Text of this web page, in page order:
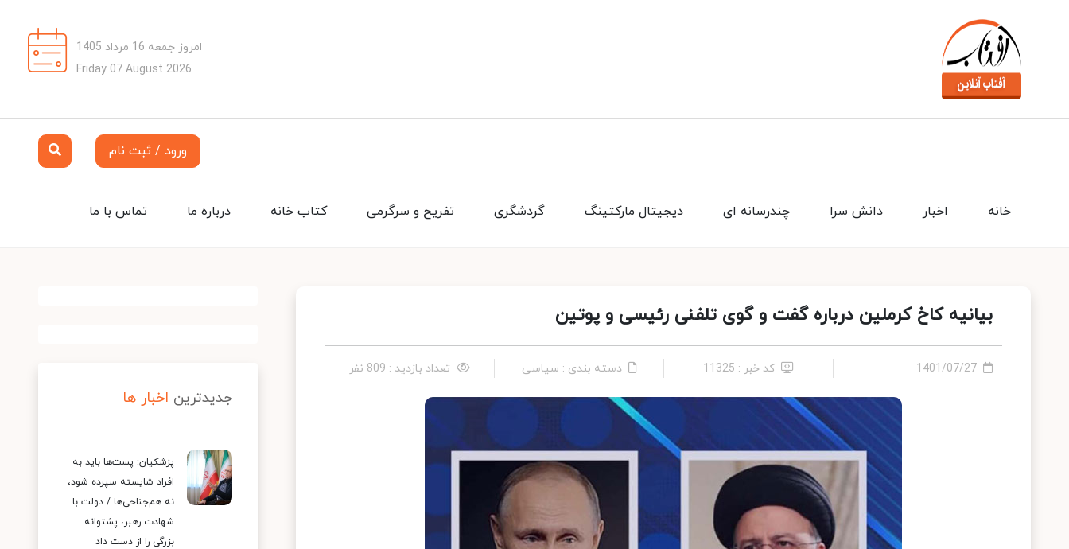
امروز جمعه 16 مرداد 1405
Friday 07 August 2026
ورود / ثبت نام
تماس با ما درباره ما کتاب خانه تفریح و سرگرمی گردشگری دیجیتال مارکتینگ چندرسانه ای دانش سرا اخبار خانه
بیانیه کاخ کرملین درباره گفت و گوی تلفنی رئیسی و پوتین
1401/07/27 کد خبر : 11325 دسته بندی : سیاسی تعداد بازدید : 809 نفر
جدیدترین اخبار ها
پزشکیان: پست‌ها باید به
افراد شایسته سپرده شود،
نه هم‌جناحی‌ها / دولت با
شهادت رهبر، پشتوانه
بزرگی را از دست داد